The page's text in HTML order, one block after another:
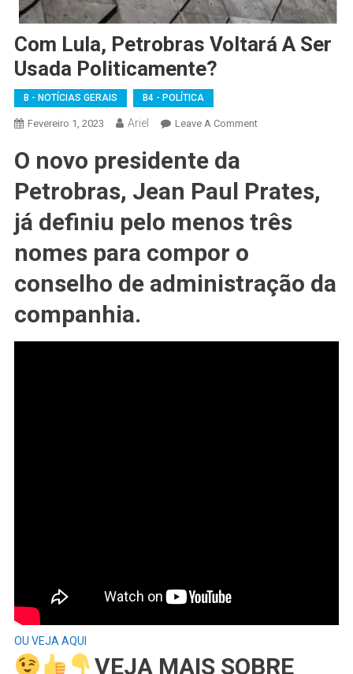
Com Lula, Petrobras Voltará A Ser
Usada Politicamente?
B - NOTÍCIAS GERAIS B4 - POLÍTICA
Fevereiro 1, 2023 Ariel Leave A CommentOn
Voltará
Ser
O novo presidente da
Petrobras, Jean Paul Prates,
já definiu pelo menos três
nomes para compor o
conselho de administração da
companhia.
OU VEJA AQUI
VEJA MAIS SOBRE